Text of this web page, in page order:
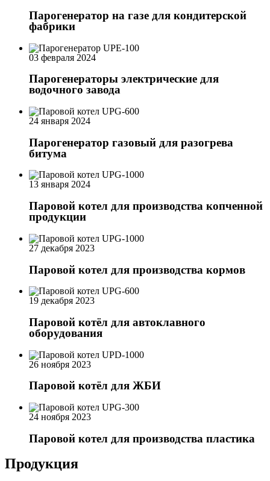
Парогенератор на газе для кондитерской
фабрики
03 февраля 2024
Парогенераторы электрические для
водочного завода
24 января 2024
Парогенератор газовый для разогрева
битума
13 января 2024
Паровой котел для производства копченной
продукции
27 декабря 2023
Паровой котел для производства кормов
19 декабря 2023
Паровой котёл для автоклавного
оборудования
26 ноября 2023
Паровой котёл для ЖБИ
24 ноября 2023
Паровой котел для производства пластика
Продукция